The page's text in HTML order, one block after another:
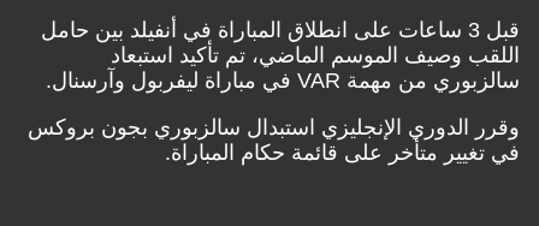
قبل 3 ساعات على انطلاق المباراة في أنفيلد بين حامل
اللقب وصيف الموسم الماضي، تم تأكيد استبعاد
سالزبوري من مهمة VAR في مباراة ليفربول وآرسنال.
وقرر الدوري الإنجليزي استبدال سالزبوري بجون بروكس
في تغيير متأخر على قائمة حكام المباراة.